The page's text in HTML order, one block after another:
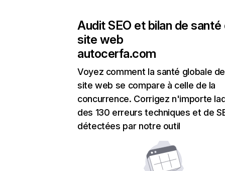
Audit SEO et bilan de santé
site web
autocerfa.com
Voyez comment la santé globale
site web se compare à celle de la
concurrence. Corrigez n'importe
des 130 erreurs techniques et de
détectées par notre outil